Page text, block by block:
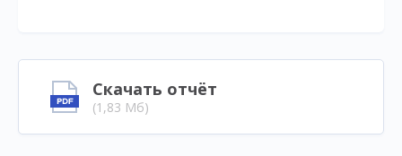
Скачать отчёт
(1,83 Мб)